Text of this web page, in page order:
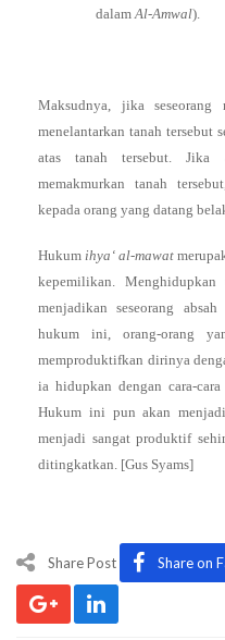
dalamAl-Amwal).
Maksudnya, jika
menelantarkan tanah tersebut
atas tanah tersebut. Jika
memakmurkan tanah
kepada orang yang datang
Hukumihya‘ al-mawat
kepemilikan.
menjadikan seseorang
hukum ini, orang-orang
memproduktifkan dirinya
ia hidupkan dengan cara-
Hukum ini pun akan
menjadi sangat produktif
ditingkatkan. [Gus Syams]
Share Post Share on